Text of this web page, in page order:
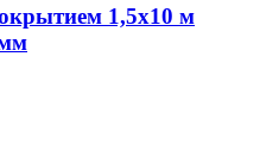
1,5х10 м